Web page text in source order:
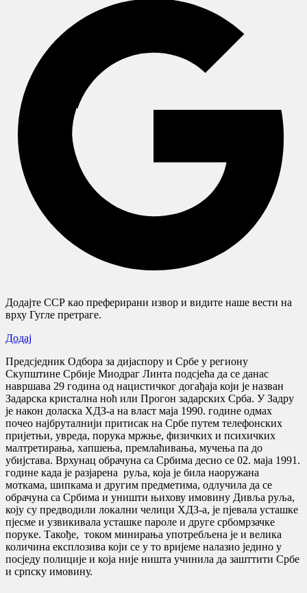
Додајте ССР као преферирани извор и видите наше вести на
врху Гугле претраге.
Додај
Предсједник Oдбора за дијаспору и Србе у региону
Скупштине Србије Mиодраг Линта подсјећа да се данас
навршава 29 година од нацистичког догађаја који је назван
Задарска кристална ноћ или Прогон задарских Срба. У Задру
je након доласка ХДЗ-а на власт маја 1990. године одмах
почео најбруталнији притисак на Србе путем телефонских
пријетњи, увреда, порука мржње, физичких и психичких
малтретирања, хапшења, премлаћивања, мучења па до
убијстава. Врхунац обрачуна са Србима десио се 02. маја 1991.
године када је разјарена руља, која је била наоружана
моткама, шипкама и другим предметима, одлучила да се
обрачуна са Србима и уништи њихову имовину Дивља руља,
коју су предводили локални челици ХДЗ-а, је пјевала усташке
пјесме и узвикивала усташке пароле и друге србомрзачке
поруке. Такође, током минирања употребљена је и велика
количина експлозива који се у то вријеме налазио једино у
посједу полиције и која није ништа учинила да зашттити Србе
и српску имовину.